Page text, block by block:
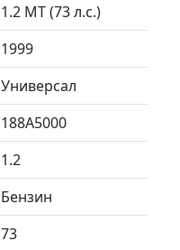
1.2 MT (73 л.с.)
1999
Универсал
188A5000
1.2
Бензин
73